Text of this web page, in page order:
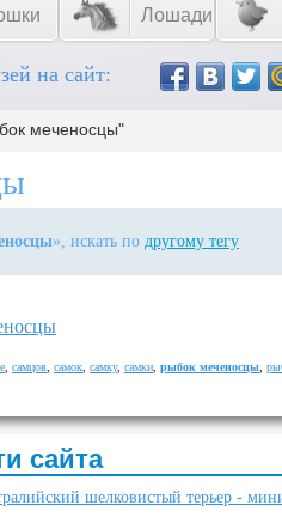
Лошади
на сайт:
меченосцы"
», искать по другому тегу
самцов самок самку, самки рыбок меченосцы
сайта
шелковистый терьер -